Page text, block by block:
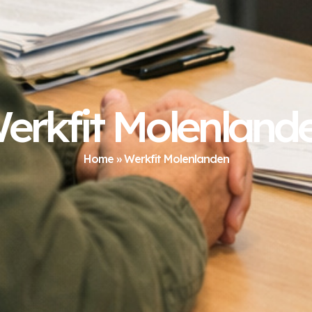
Home»Werkfit Molenlanden